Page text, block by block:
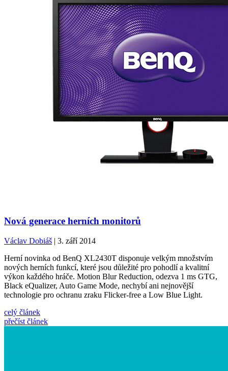
Nová generace herních monitorů
Václav Dobiáš | 3. září 2014
Herní novinka od BenQ XL2430T disponuje velkým množstvím
nových herních funkcí, které jsou důležité pro pohodlí a kvalitní
výkon každého hráče. Motion Blur Reduction, odezva 1 ms GTG,
Black eQualizer, Auto Game Mode, nechybí ani nejnovější
technologie pro ochranu zraku Flicker-free a Low Blue Light.
celý článek
přečíst článek